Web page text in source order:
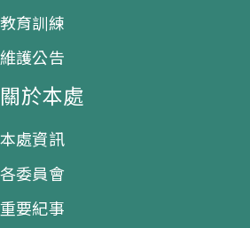
教育訓練
維護公告
關於本處
本處資訊
各委員會
重要紀事